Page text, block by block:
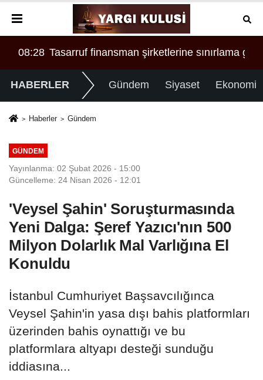
malvarlığına el konuldu
geldi
00:34 SONER YALÇIN VE SERDAR ÖZYURT
HABERLER Gündem Siyaset Ekonomi
Haberler Gündem
GÜNDEM
Yayınlanma: 02 Şubat 2026 - 15:00
Güncelleme: 24 Nisan 2026 - 12:01
'Veysel Şahin' Soruşturmasında
Yeni Dalga: Şeref Yazıcı'nın 500
Milyon Dolarlık Mal Varlığına El
Konuldu
İstanbul Cumhuriyet Başsavcılığınca
Veysel Şahin'in yasa dışı bahis platformları
üzerinden bahis oynattığı ve bu
platformlara altyapı desteği sunduğu
iddiasına...